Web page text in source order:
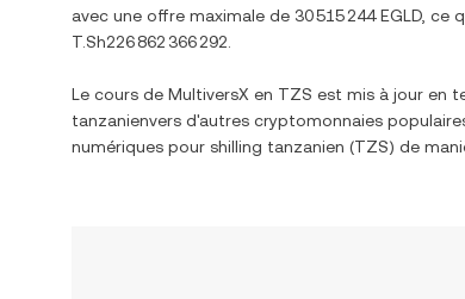
avec une offre maximale de 30 515 244 EGLD , ce
T.Sh226 862 366 292
Le cours de MultiversX en TZS est mis à jour en
tanzanienvers d'autres cryptomonnaies
numériques pour shilling tanzanien (TZS) de